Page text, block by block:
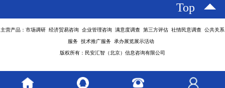
Top
主营产品：市场调研 经济贸易咨询 企业管理咨询 满意度调查 第三方评估 社情民意调查 公共关系
服务 技术推广服务 承办展览展示活动
版权所有：民安汇智（北京）信息咨询有限公司